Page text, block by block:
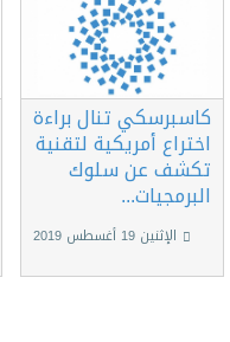
كاسبرسكي تنال براءة
اختراع أمريكية لتقنية
تكشف عن سلوك
البرمجيات...
الإثنين 19 أغسطس 2019